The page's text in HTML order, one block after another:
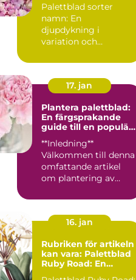
Palettblad sorter
namn: En
djupdykning i
variation och
palettblad? ...
17. jan
Plantera palettblad:
En färgsprakande
guide till en populär
**Inledning**
Välkommen till denna
omfattande artikel
om plantering av
text kom...
16. jan
Rubriken för artikeln
kan vara: Palettblad
Ruby Road: En